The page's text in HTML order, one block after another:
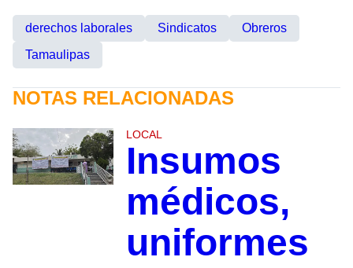
derechos laborales Sindicatos
Obreros
Tamaulipas
NOTAS RELACIONADAS
LOCAL
Insumos
médicos,
uniformes